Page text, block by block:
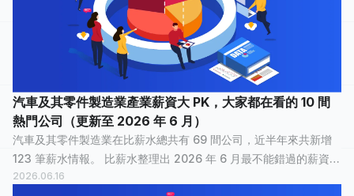
汽車及其零件製造業產業薪資大 PK，大家都在看的 10 間
熱門公司（更新至 2026 年 6 月）
汽車及其零件製造業在比薪水總共有 69 間公司，近半年來共新增
123 筆薪水情報。 比薪水整理出 2026 年 6 月最不能錯過的薪資情
報，讓正在物色新工作的大家，可以快速了解汽車及其零件製造業
2026.06.16